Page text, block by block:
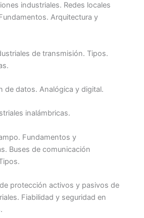
industriales. Redes locales
Arquitectura y
de transmisión. Tipos.
de datos. Analógica y digital.
inalámbricas.
Fundamentos y
Buses de comunicación
protección activos y pasivos de
Fiabilidad y seguridad en